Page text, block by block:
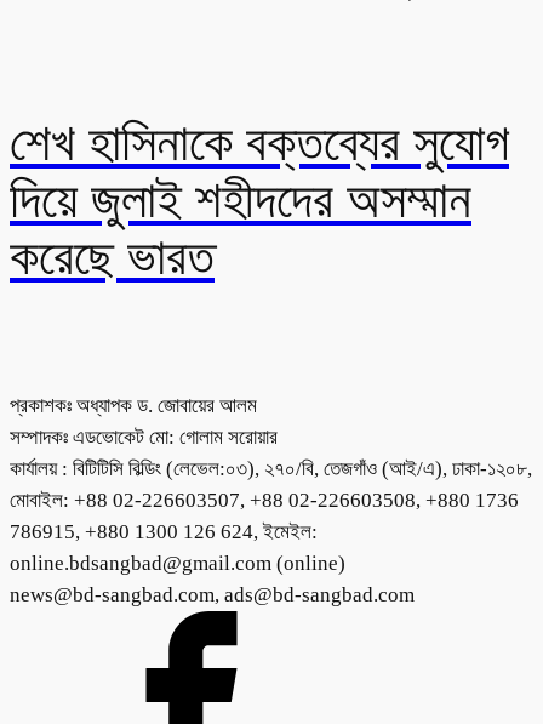
শেখ হাসিনাকে বক্তব্যের সুযোগ
দিয়ে জুলাই শহীদদের অসম্মান
করেছে ভারত
প্রকাশকঃ অধ্যাপক ড. জোবায়ের আলম
সম্পাদকঃ এডভোকেট মো: গোলাম সরোয়ার
কার্যালয় : বিটিটিসি বিল্ডিং (লেভেল:০৩), ২৭০/বি, তেজগাঁও (আই/এ), ঢাকা-১২০৮,
মোবাইল: +88 02-226603507, +88 02-226603508, +880 1736
786915, +880 1300 126 624, ইমেইল:
online.bdsangbad@gmail.com (online)
news@bd-sangbad.com, ads@bd-sangbad.com